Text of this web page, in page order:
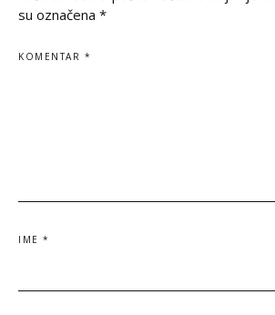
su označena *
KOMENTAR *
IME *